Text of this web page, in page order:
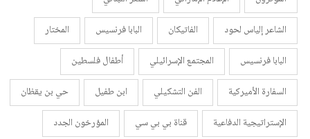
الشاعر إلياس لحود
الفاتيكان البابا فرنسيس
المختار
البابا فرنسيس
المجتمع الإسرائيلي
أطفال فلسطين
السفارة الأميركية
الفن التشكيلي ابن طفيل
حي بن يقظان
الإستراتيجية الدفاعية
قناة بي بي سي
المؤرخون الجدد